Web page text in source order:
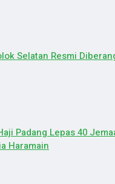
Selatan Resmi
Padang Lepas 40
Haramain